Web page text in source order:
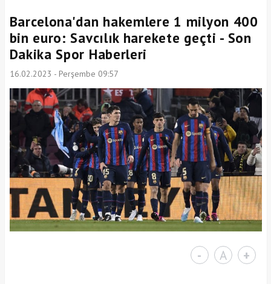
Barcelona'dan hakemlere 1 milyon 400
bin euro: Savcılık harekete geçti - Son
Dakika Spor Haberleri
16.02.2023 - Perşembe 09:57
- A +